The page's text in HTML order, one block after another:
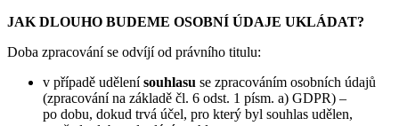
JAK DLOUHO BUDEME OSOBNÍ ÚDAJE UKLÁDAT?
Doba zpracování se odvíjí od právního titulu:
v případě udělenísouhlasu se zpracováním osobních údajů
(zpracování na základě čl. 6 odst. 1 písm. a) GDPR) –
po dobu, dokud trvá účel, pro který byl souhlas udělen,